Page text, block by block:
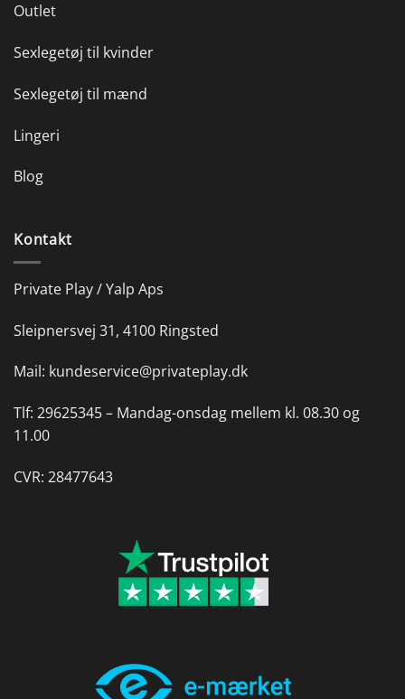
Outlet
Sexlegetøj til kvinder
Sexlegetøj til mænd
Lingeri
Blog
Kontakt
Private Play / Yalp Aps
Sleipnersvej 31, 4100 Ringsted
Mail: kundeservice@privateplay.dk
Tlf: 29625345 – Mandag-onsdag mellem kl. 08.30 og
11.00
CVR: 28477643